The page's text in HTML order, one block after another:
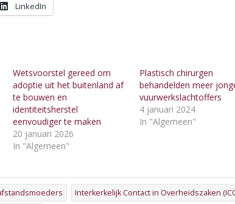
LinkedIn
Wetsvoorstel gereed om
adoptie uit het buitenland af
te bouwen en
identiteitsherstel
eenvoudiger te maken
20 januari 2026
In "Algemeen"
Plastisch chirurgen
behandelden meer
vuurwerkslachtoffers
4 januari 2024
In "Algemeen"
Interkerkelijk Contact in Overheidszaken